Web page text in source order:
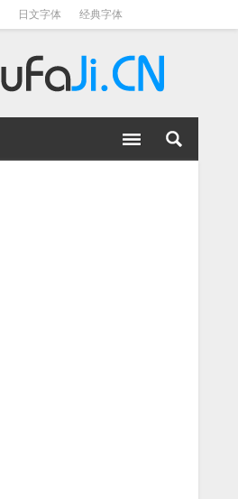
日文字体 经典字体